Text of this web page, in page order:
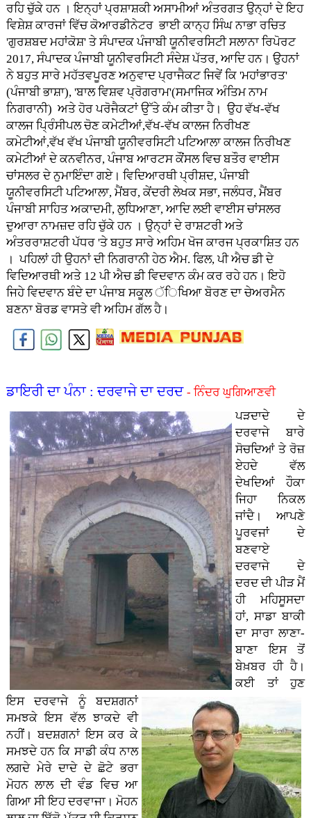
ਰਹਿ ਚੁੱਕੇ ਹਨ । ਇਨ੍ਹਾਂ ਪ੍ਰਸ਼ਾਸ਼ਕੀ ਅਸਾਮੀਆਂ ਅੰਤਰਗਤ ਉਨ੍ਹਾਂ ਦੇ ਇਹ
ਵਿਸ਼ੇਸ਼ ਕਾਰਜਾਂ ਵਿੱਚ ਕੋਆਰਡੀਨੇਟਰ ਭਾਈ ਕਾਨ੍ਹ ਸਿੰਘ ਨਾਭਾ ਰਚਿਤ
'ਗੁਰਸ਼ਬਦ ਮਹਾਂਕੋਸ਼' ਤੇ ਸੰਪਾਦਕ ਪੰਜਾਬੀ ਯੂਨੀਵਰਸਿਟੀ ਸਲਾਨਾ ਰਿਪੋਰਟ
2017, ਸੰਪਾਦਕ ਪੰਜਾਬੀ ਯੂਨੀਵਰਸਿਟੀ ਸੰਦੇਸ਼ ਪੱਤਰ, ਆਦਿ ਹਨ। ਉਹਨਾਂ
ਨੇ ਬਹੁਤ ਸਾਰੇ ਮਹੱਤਵਪੂਰਣ ਅਨੁਵਾਦ ਪ੍ਰਾਜੈਕਟ ਜਿਵੇਂ ਕਿ 'ਮਹਾਂਭਾਰਤ'
(ਪੰਜਾਬੀ ਭਾਸ਼ਾ), 'ਬਾਲ ਵਿਸ਼ਵ ਪ੍ਰੋਗਰਾਮ'(ਸਮਾਜਿਕ ਅੰਤਿਮ ਨਾਮ
ਨਿਗਰਾਨੀ) ਅਤੇ ਹੋਰ ਪਰੋਜੈਕਟਾਂ ਉੱਤੇ ਕੰਮ ਕੀਤਾ ਹੈ। ਉਹ ਵੱਖ-ਵੱਖ
ਕਾਲਜ ਪ੍ਰਿੰਸੀਪਲ ਚੋਣ ਕਮੇਟੀਆਂ,ਵੱਖ-ਵੱਖ ਕਾਲਜ ਨਿਰੀਖਣ
ਕਮੇਟੀਆਂ,ਵੱਖ ਵੱਖ ਪੰਜਾਬੀ ਯੂਨੀਵਰਸਿਟੀ ਪਟਿਆਲਾ ਕਾਲਜ ਨਿਰੀਖਣ
ਕਮੇਟੀਆਂ ਦੇ ਕਨਵੀਨਰ, ਪੰਜਾਬ ਆਰਟਸ ਕੌਂਸਲ ਵਿਚ ਬਤੌਰ ਵਾਈਸ
ਚਾਂਸਲਰ ਦੇ ਨੁਮਾਇੰਦਾ ਗਏ। ਵਿਦਿਆਰਥੀ ਪ੍ਰੀਸ਼ਦ, ਪੰਜਾਬੀ
ਯੂਨੀਵਰਸਿਟੀ ਪਟਿਆਲਾ, ਮੈਂਬਰ, ਕੇਂਦਰੀ ਲੇਖਕ ਸਭਾ, ਜਲੰਧਰ, ਮੈਂਬਰ
ਪੰਜਾਬੀ ਸਾਹਿਤ ਅਕਾਦਮੀ, ਲੁਧਿਆਣਾ, ਆਦਿ ਲਈ ਵਾਈਸ ਚਾਂਸਲਰ
ਦੁਆਰਾ ਨਾਮਜ਼ਦ ਰਹਿ ਚੁੱਕੇ ਹਨ । ਉਨ੍ਹਾਂ ਦੇ ਰਾਸ਼ਟਰੀ ਅਤੇ
ਅੰਤਰਰਾਸ਼ਟਰੀ ਪੱਧਰ 'ਤੇ ਬਹੁਤ ਸਾਰੇ ਅਹਿਮ ਖੋਜ ਕਾਰਜ ਪ੍ਰਕਾਸ਼ਿਤ ਹਨ
। ਪਹਿਲਾਂ ਹੀ ਉਹਨਾਂ ਦੀ ਨਿਗਰਾਨੀ ਹੇਠ ਐਮ. ਫਿਲ, ਪੀ ਐਚ ਡੀ ਦੇ
ਵਿਦਿਆਰਥੀ ਅਤੇ 12 ਪੀ ਐਚ ਡੀ ਵਿਦਵਾਨ ਕੰਮ ਕਰ ਰਹੇ ਹਨ। ਇਹੋ
ਜਿਹੇ ਵਿਦਵਾਨ ਬੰਦੇ ਦਾ ਪੰਜਾਬ ਸਕੂਲ ੱਿਖਿਆ ਬੋਰਣ ਦਾ ਚੇਅਰਮੈਨ
ਬਣਨਾ ਬੋਰਡ ਵਾਸਤੇ ਵੀ ਅਹਿਮ ਗੱਲ ਹੈ।
ਡਾਇਰੀ ਦਾ ਪੰਨਾ : ਦਰਵਾਜੇ ਦਾ ਦਰਦ - ਨਿੰਦਰ ਘੁਗਿਆਣਵੀ
ਪੜਦਾਦੇ ਦੇ
ਦਰਵਾਜੇ ਬਾਰੇ
ਸੋਚਦਿਆਂ ਤੇ ਰੋਜ਼
ਏਹਦੇ ਵੱਲ
ਦੇਖਦਿਆਂ ਹੌਕਾ
ਜਿਹਾ ਨਿਕਲ
ਜਾਂਦੈ। ਆਪਣੇ
ਪੂਰਵਜਾਂ ਦੇ
ਬਣਵਾਏ
ਦਰਵਾਜੇ ਦੇ
ਦਰਦ ਦੀ ਪੀੜ ਮੈਂ
ਹੀ ਮਹਿਸੂਸਦਾ
ਹਾਂ, ਸਾਡਾ ਬਾਕੀ
ਦਾ ਸਾਰਾ ਲਾਣਾ-
ਬਾਣਾ ਇਸ ਤੋਂ
ਬੇਖ਼ਬਰ ਹੀ ਹੈ।
ਕਈ ਤਾਂ ਹੁਣ
ਇਸ ਦਰਵਾਜੇ ਨੂੰ ਬਦਸ਼ਗਨਾਂ
ਸਮਝਕੇ ਇਸ ਵੱਲ ਝਾਕਦੇ ਵੀ
ਨਹੀਂ। ਬਦਸ਼ਗਨਾਂ ਇਸ ਕਰ ਕੇ
ਸਮਝਦੇ ਹਨ ਕਿ ਸਾਡੀ ਕੰਧ ਨਾਲ
ਲਗਦੇ ਮੇਰੇ ਦਾਦੇ ਦੇ ਛੋਟੇ ਭਰਾ
ਮੋਹਨ ਲਾਲ ਦੀ ਵੰਡ ਵਿਚ ਆ
ਗਿਆ ਸੀ ਇਹ ਦਰਵਾਜਾ। ਮੋਹਨ